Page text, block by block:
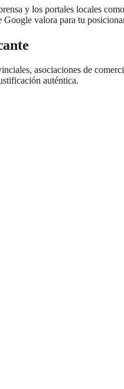
y los portales locales
valora para tu
asociaciones de
auténtica.